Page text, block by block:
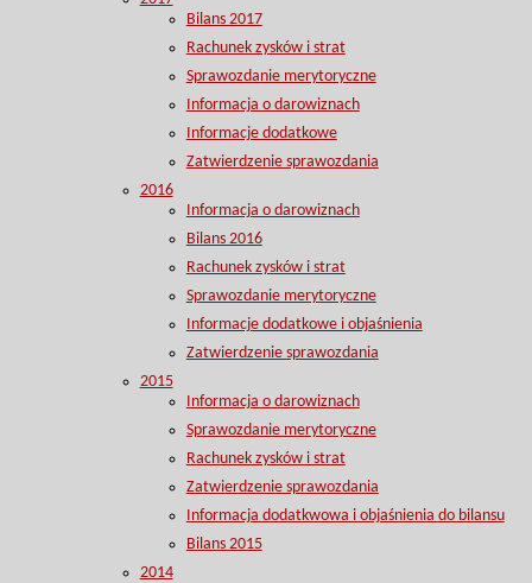
Bilans 2017
Rachunek zysków i strat
Sprawozdanie merytoryczne
Informacja o darowiznach
Informacje dodatkowe
Zatwierdzenie sprawozdania
2016
Informacja o darowiznach
Bilans 2016
Rachunek zysków i strat
Sprawozdanie merytoryczne
Informacje dodatkowe i objaśnienia
Zatwierdzenie sprawozdania
2015
Informacja o darowiznach
Sprawozdanie merytoryczne
Rachunek zysków i strat
Zatwierdzenie sprawozdania
Informacja dodatkwowa i objaśnienia do bilansu
Bilans 2015
2014